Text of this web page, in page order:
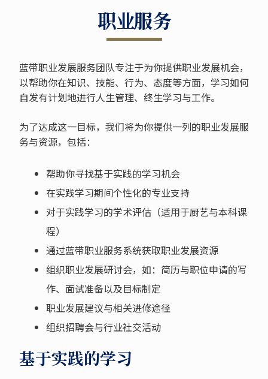
职业服务
蓝带职业发展服务团队专注于为你提供职业发展机会，
以帮助你在知识、技能、行为、态度等方面，学习如何
自发有计划地进行人生管理、终生学习与工作。
为了达成这一目标，我们将为你提供一列的职业发展服
务与资源，包括：
帮助你寻找基于实践的学习机会
在实践学习期间个性化的专业支持
对于实践学习的学术评估（适用于厨艺与本科课
程）
通过蓝带职业服务系统获取职业发展资源
组织职业发展研讨会，如：简历与职位申请的写
作、面试准备以及目标制定
职业发展建议与相关进修途径
组织招聘会与行业社交活动
基于实践的学习